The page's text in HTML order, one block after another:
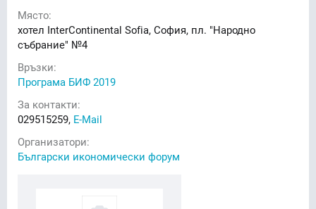
Място:
хотел InterContinental Sofia, София, пл. "Народно
събрание" №4
Връзки:
Програма БИФ 2019
За контакти:
029515259, E-Mail
Организатори:
Български икономически форум